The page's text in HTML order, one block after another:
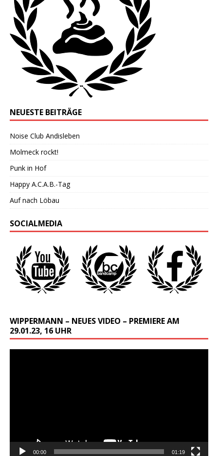
NEUESTE BEITRÄGE
Noise Club Andisleben
Molmeck rockt!
Punk in Hof
Happy A.C.A.B.-Tag
Auf nach Löbau
SOCIALMEDIA
WIPPERMANN – NEUES VIDEO – PREMIERE AM
29.01.23, 16 UHR
00:00 01:19